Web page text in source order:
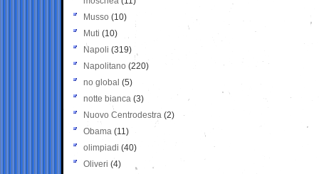
Musso (10)
Muti (10)
Napoli (319)
Napolitano (220)
no global (5)
notte bianca (3)
Nuovo Centrodestra (2)
Obama (11)
olimpiadi (40)
Oliveri (4)